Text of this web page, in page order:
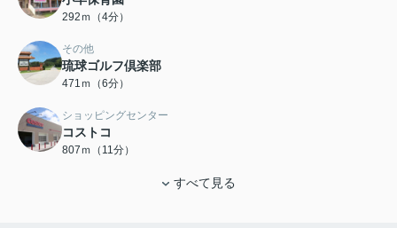
292ｍ（4分）
その他
琉球ゴルフ倶楽部
471ｍ（6分）
ショッピングセンター
コストコ
807ｍ（11分）
すべて見る